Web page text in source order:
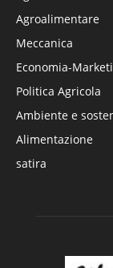
Agroalimentare
Meccanica
Economia-
Politica Agricola
Ambiente e
Alimentazione
satira